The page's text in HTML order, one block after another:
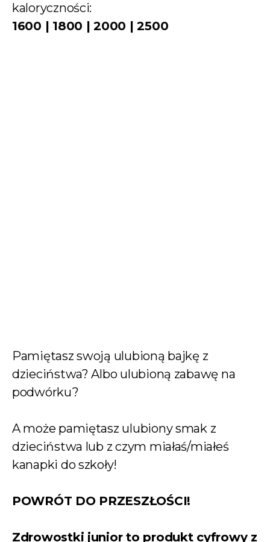
kaloryczności:
1600 | 1800 | 2000 | 2500
Pamiętasz swoją ulubioną bajkę z
dzieciństwa? Albo ulubioną zabawę na
podwórku?
A może pamiętasz ulubiony smak z
dzieciństwa lub z czym miałaś/miałeś
kanapki do szkoły!
POWRÓT DO PRZESZŁOŚCI!
Zdrowostki junior to produkt cyfrowy z